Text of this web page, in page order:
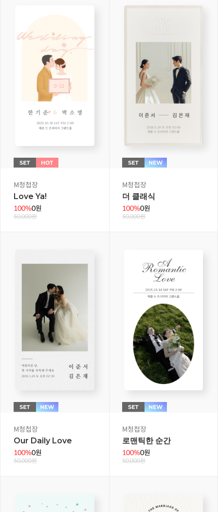
M청첩장
Love Ya!
100%0원
50,000원
M청첩장
더 클래식
100%0원
50,000원
M청첩장
Our Daily Love
100%0원
50,000원
M청첩장
로맨틱한 순간
100%0원
50,000원